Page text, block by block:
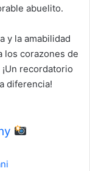
abuelito.
y la amabilidad
los corazones de
recordatorio
diferencia!